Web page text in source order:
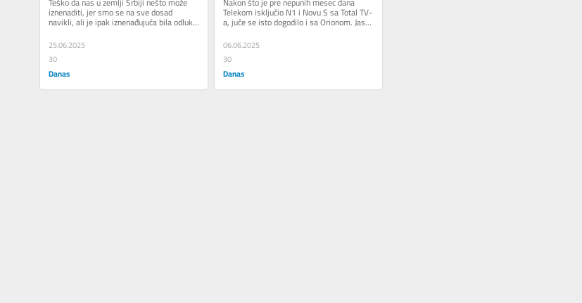
iznenaditi, jer smo se na sve dosad
navikli, ali je ipak iznenađujuća bila odluka
novinara tabloida i...
25.06.2025
30
Danas
Telekom isključio N1 i Novu S sa Total TV-
a, juče se isto dogodilo i sa Orionom. Jasno
je da nije reč o...
06.06.2025
30
Danas